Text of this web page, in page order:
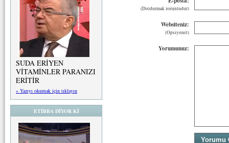
SUDA ERİYEN
VİTAMİNLER PARANIZI
ERİTİR
» Yazıyı okumak için tıklayın
ETİBBA DİYOR Kİ
(Doldurmak zorunludur)
Websiteniz:
(Opsiyonel)
Yorumunuz: